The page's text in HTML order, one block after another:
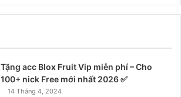
Tặng acc Blox Fruit Vip miễn phí – Cho
100+ nick Free mới nhất 2026 ✅
14 Tháng 4, 2024